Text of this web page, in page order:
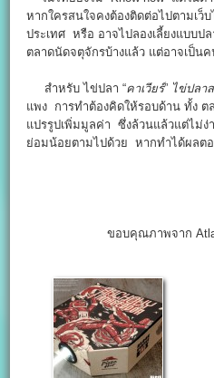
หากใครสนใจคงต้องติดต่อไปตามเว็
ประเทศ หรือ อาจไปลองเลี้ยงแบบป
ตลาดนัดจตุจักรบ้างแล้ว แต่อาจเป็น
สำหรับ ไข่ปลา “คาเวียร์” ไข่ปลา
แพง การทำต้องคิดให้รอบด้าน ทั้ง ต
แปรรูปเพิ่มมูลค่า ซึ่งล้วนแล้วแต่ไม่
ย่อมน้อยตามไปด้วย หากทำได้ผลต
ขอบคุณภาพจาก